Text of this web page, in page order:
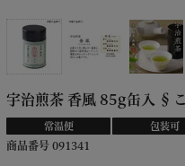
宇治煎茶 香風 85g缶入 §
常温便 包装可
商品番号 091341